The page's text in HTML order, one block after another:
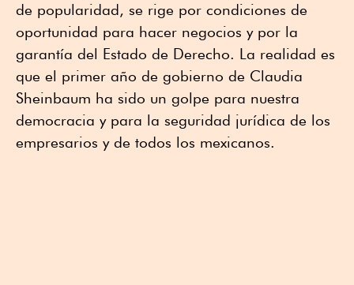
de popularidad, se rige por condiciones de
oportunidad para hacer negocios y por la
garantía del Estado de Derecho. La realidad es
que el primer año de gobierno de Claudia
Sheinbaum ha sido un golpe para nuestra
democracia y para la seguridad jurídica de los
empresarios y de todos los mexicanos.